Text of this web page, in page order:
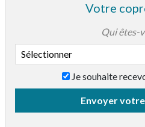
Votre
Qui êtes-
Taille de la
Je souhaite
Envoyer